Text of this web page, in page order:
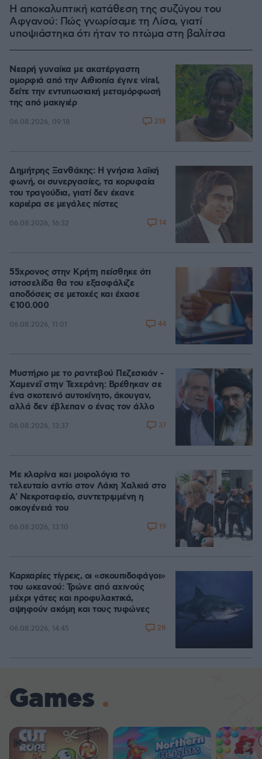
Η αποκαλυπτική κατάθεση της συζύγου του
Αφγανού: Πώς γνωρίσαμε τη Λίσα, γιατί
υποψιάστηκα ότι ήταν το πτώμα στη βαλίτσα
Νεαρή γυναίκα με ακατέργαστη
ομορφιά από την Αιθιοπία έγινε viral,
δείτε την εντυπωσιακή μεταμόρφωσή
της από μακιγιέρ
06.08.2026, 09:18 218
Δημήτρης Ξανθάκης: Η γνήσια λαϊκή
φωνή, οι συνεργασίες, τα κορυφαία
του τραγούδια, γιατί δεν έκανε
καριέρα σε μεγάλες πίστες
06.08.2026, 16:32 14
55χρονος στην Κρήτη πείσθηκε ότι
ιστοσελίδα θα του εξασφάλιζε
αποδόσεις σε μετοχές και έχασε
€100.000
06.08.2026, 11:01 44
Μυστήριο με το ραντεβού Πεζεσκιάν -
Χαμενεΐ στην Τεχεράνη: Βρέθηκαν σε
ένα σκοτεινό αυτοκίνητο, άκουγαν,
αλλά δεν έβλεπαν ο ένας τον άλλο
06.08.2026, 13:37 37
Με κλαρίνα και μοιρολόγια το
τελευταίο αντίο στον Λάκη Χαλκιά στο
A' Νεκροταφείο, συντετριμμένη η
οικογένειά του
06.08.2026, 13:10 19
Καρχαρίες τίγρεις, οι «σκουπιδοφάγοι»
του ωκεανού: Τρώνε από αχινούς
μέχρι γάτες και προφυλακτικά,
αψηφούν ακόμη και τους τυφώνες
06.08.2026, 14:45 28
Games